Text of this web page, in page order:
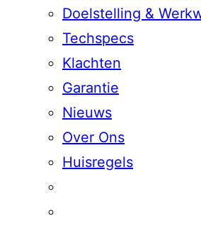
Doelstelling &
Techspecs
Klachten
Garantie
Nieuws
Over Ons
Huisregels